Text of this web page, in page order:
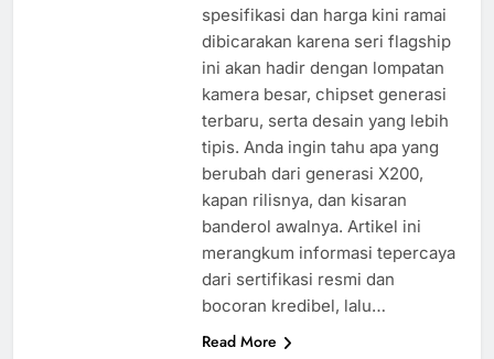
spesifikasi dan harga kini ramai
dibicarakan karena seri flagship
ini akan hadir dengan lompatan
kamera besar, chipset generasi
terbaru, serta desain yang lebih
tipis. Anda ingin tahu apa yang
berubah dari generasi X200,
kapan rilisnya, dan kisaran
banderol awalnya. Artikel ini
merangkum informasi tepercaya
dari sertifikasi resmi dan
bocoran kredibel, lalu…
Read More